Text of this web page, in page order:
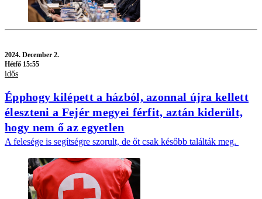
2024. December 2.
Hétfő 15:55
idős
Épphogy kilépett a házból, azonnal újra kellett
éleszteni a Fejér megyei férfit, aztán kiderült,
hogy nem ő az egyetlen
A felesége is segítségre szorult, de őt csak később találták meg.